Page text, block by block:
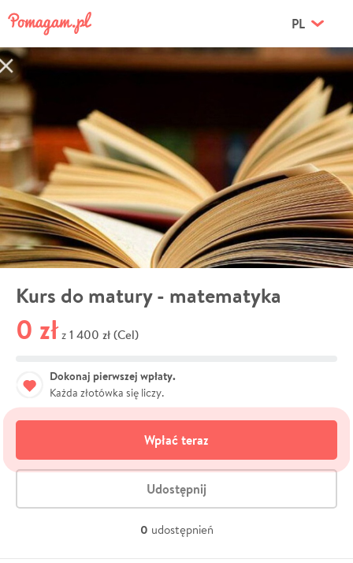
PL
Kurs do matury - matematyka
0 zł z 1 400 zł (Cel)
Dokonaj pierwszej wpłaty.
Każda złotówka się liczy.
Wpłać teraz
Udostępnij
0 udostępnień